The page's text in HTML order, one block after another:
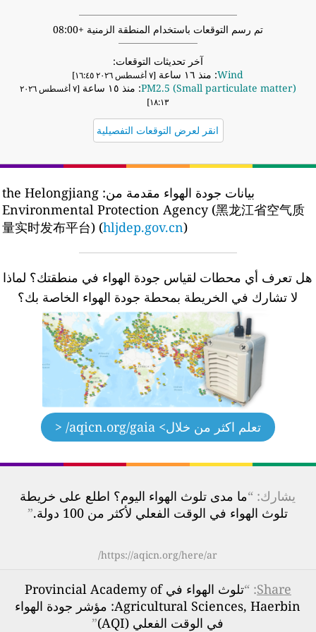
تم رسم التوقعات باستخدام المنطقة الزمنية +08:00
آخر تحديثات التوقعات:
Wind: منذ ١٦ ساعة [٧ أغسطس ٢٠٢٦ ١٦:٤٥]
PM2.5 (Small particulate matter): منذ ١٥ ساعة
[٧ أغسطس ٢٠٢٦
١٨:١٣]
انقر لعرض التوقعات التفصيلية
بيانات جودة الهواء مقدمة من: the Helongjiang
Environmental Protection Agency (黑龙江省空气质
量实时发布平台) (hljdep.gov.cn)
هل تعرف أي محطات لقياس جودة الهواء في منطقتك؟ لماذا
لا تشارك في الخريطة بمحطة جودة الهواء الخاصة بك؟
تعلم اكثر من خلال > aqicn.org/gaia/ <
يشارك: “ما مدى تلوث الهواء اليوم؟ اطلع على خريطة
تلوث الهواء في الوقت الفعلي لأكثر من 100 دولة.
”
https://aqicn.org/here/ar/
Share
: “
تلوث الهواء في Provincial Academy of
Agricultural Sciences, Haerbin: مؤشر جودة الهواء
في الوقت الفعلي (AQI)
”